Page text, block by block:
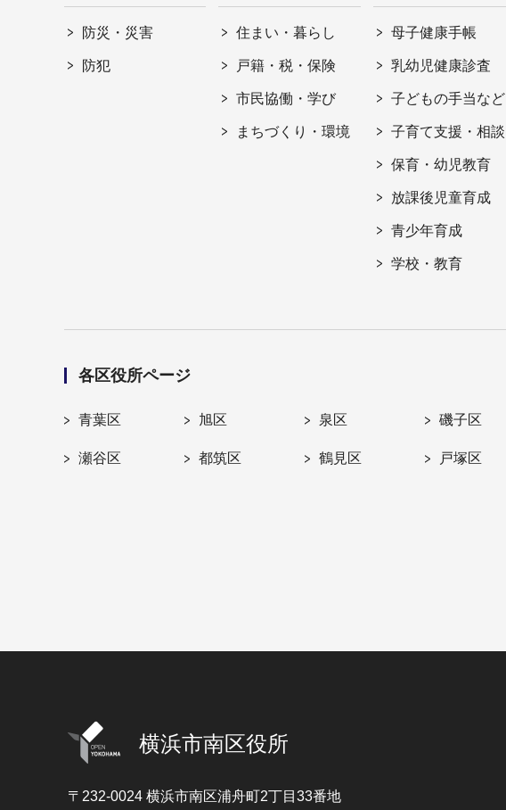
防災・災害
防犯
住まい・暮らし
戸籍・税・保険
市民協働・学び
まちづくり・環境
母子健康手帳
乳幼児健康診査
子どもの手当など
子育て支援・相談
保育・幼児教育
放課後児童育成
青少年育成
学校・教育
各区役所ページ
青葉区 旭区 泉区 磯子区
瀬谷区 都筑区 鶴見区 戸塚区
横浜市南区役所
〒232-0024 横浜市南区浦舟町2丁目33番地